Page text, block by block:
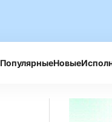
ПопулярныеНовые